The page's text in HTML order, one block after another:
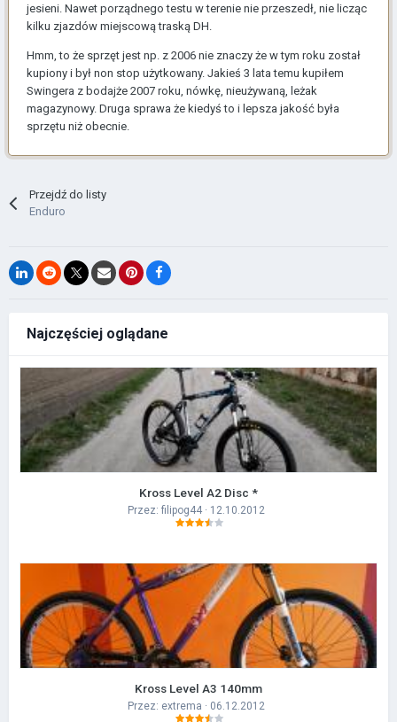
jesieni. Nawet porządnego testu w terenie nie przeszedł, nie licząc
kilku zjazdów miejscową traską DH.
Hmm, to że sprzęt jest np. z 2006 nie znaczy że w tym roku został
kupiony i był non stop użytkowany. Jakieś 3 lata temu kupiłem
Swingera z bodajże 2007 roku, nówkę, nieużywaną, leżak
magazynowy. Druga sprawa że kiedyś to i lepsza jakość była
sprzętu niż obecnie.
Przejdź do listy
Enduro
Najczęściej oglądane
Kross Level A2 Disc *
Przez: filipog44· 12.10.2012
Kross Level A3 140mm
Przez: extrema · 06.12.2012